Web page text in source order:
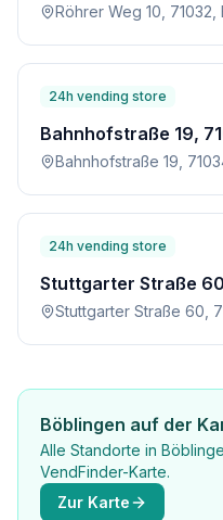
Röhrer Weg 10, 71032,
24h vending store
Bahnhofstraße 19,
Bahnhofstraße 19,
24h vending store
Stuttgarter Straße
Stuttgarter Straße 60,
Böblingen auf der
Alle Standorte in
VendFinder-Karte.
Zur Karte